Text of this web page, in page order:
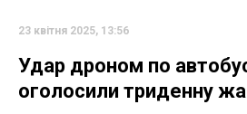
23 квітня 2025, 13:56
Удар дроном по
оголосили триденну